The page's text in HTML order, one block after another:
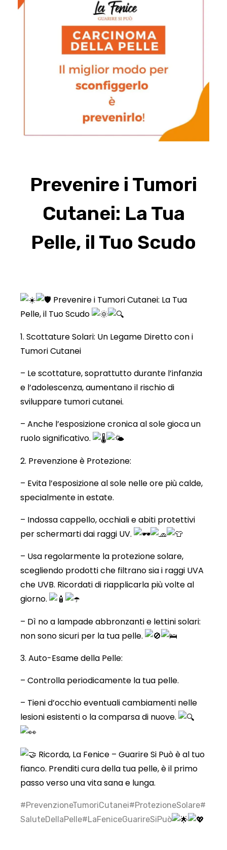
Prevenire i Tumori
Cutanei: La Tua
Pelle, il Tuo Scudo
Prevenire i Tumori Cutanei: La Tua
Pelle, il Tuo Scudo
1. Scottature Solari: Un Legame Diretto con i
Tumori Cutanei
– Le scottature, soprattutto durante l’infanzia
e l’adolescenza, aumentano il rischio di
sviluppare tumori cutanei.
– Anche l’esposizione cronica al sole gioca un
ruolo significativo.
2. Prevenzione è Protezione:
– Evita l’esposizione al sole nelle ore più calde,
specialmente in estate.
– Indossa cappello, occhiali e abiti protettivi
per schermarti dai raggi UV.
– Usa regolarmente la protezione solare,
scegliendo prodotti che filtrano sia i raggi UVA
che UVB. Ricordati di riapplicarla più volte al
giorno.
– Dì no a lampade abbronzanti e lettini solari:
non sono sicuri per la tua pelle.
3. Auto-Esame della Pelle:
– Controlla periodicamente la tua pelle.
– Tieni d’occhio eventuali cambiamenti nelle
lesioni esistenti o la comparsa di nuove.
Ricorda, La Fenice – Guarire Si Può è al tuo
fianco. Prenditi cura della tua pelle, è il primo
passo verso una vita sana e lunga.
#PrevenzioneTumoriCutanei#ProtezioneSolare#
SaluteDellaPelle#LaFeniceGuarireSiPuò